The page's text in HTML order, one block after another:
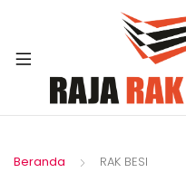
Beranda RAK BESI